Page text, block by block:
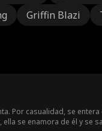
Griffin Blazi
Por casualidad, se
se enamora de él y se